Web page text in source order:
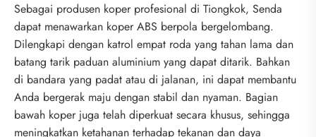
Sebagai produsen koper profesional di Tiongkok, Senda
dapat menawarkan koper ABS berpola bergelombang.
Dilengkapi dengan katrol empat roda yang tahan lama dan
batang tarik paduan aluminium yang dapat ditarik. Bahkan
di bandara yang padat atau di jalanan, ini dapat membantu
Anda bergerak maju dengan stabil dan nyaman. Bagian
bawah koper juga telah diperkuat secara khusus, sehingga
meningkatkan ketahanan terhadap tekanan dan daya